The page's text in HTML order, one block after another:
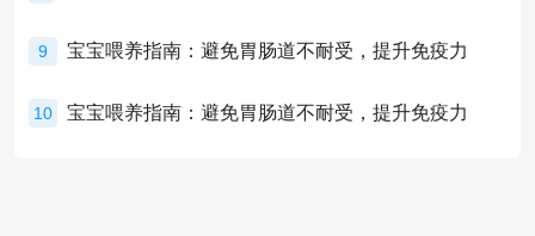
9 宝宝喂养指南：避免胃肠道不耐受，提升免疫力
10 宝宝喂养指南：避免胃肠道不耐受，提升免疫力